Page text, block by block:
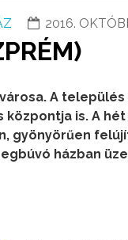
2016.
A
központja is. A
gyönyörűen
házban